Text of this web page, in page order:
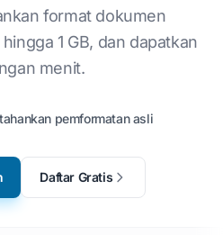
format dokumen
1 GB, dan dapatkan
menit.
pemformatan asli
Daftar Gratis